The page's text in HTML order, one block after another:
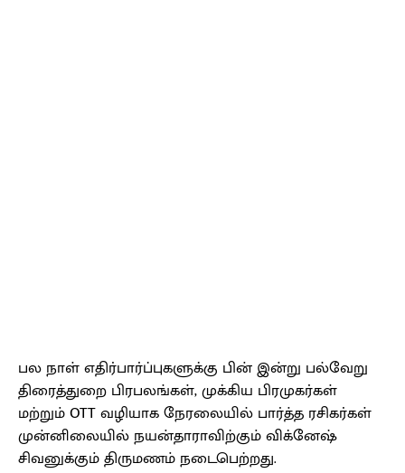
பல நாள் எதிர்பார்ப்புகளுக்கு பின் இன்று பல்வேறு
திரைத்துறை பிரபலங்கள், முக்கிய பிரமுகர்கள்
மற்றும் OTT வழியாக நேரலையில் பார்த்த ரசிகர்கள்
முன்னிலையில் நயன்தாராவிற்கும் விக்னேஷ்
சிவனுக்கும் திருமணம் நடைபெற்றது.